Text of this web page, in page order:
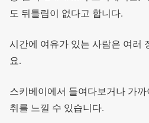
도 뒤틀림이 없다고 합니다.
시간에 여유가 있는 사람은 여러
요.
스키베이에서 들여다보거나 가
취를 느낄 수 있습니다.